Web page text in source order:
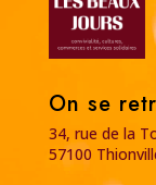
On se
34, rue de la
57100